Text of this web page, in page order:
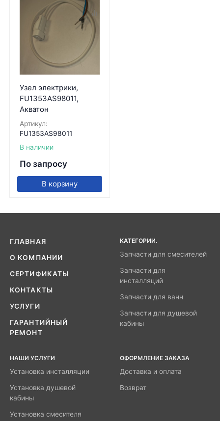
Узел электрики,
FU1353AS98011,
Акватон
Артикул:
FU1353AS98011
В наличии
По запросу
В корзину
ГЛАВНАЯ
О КОМПАНИИ
СЕРТИФИКАТЫ
КОНТАКТЫ
УСЛУГИ
ГАРАНТИЙНЫЙ
РЕМОНТ
КАТЕГОРИИ.
Запчасти для смесителей
Запчасти для
инсталляций
Запчасти для ванн
Запчасти для душевой
кабины
НАШИ УСЛУГИ
Установка инсталляции
Установка душевой
кабины
Установка смесителя
ОФОРМЛЕНИЕ ЗАКАЗА
Доставка и оплата
Возврат